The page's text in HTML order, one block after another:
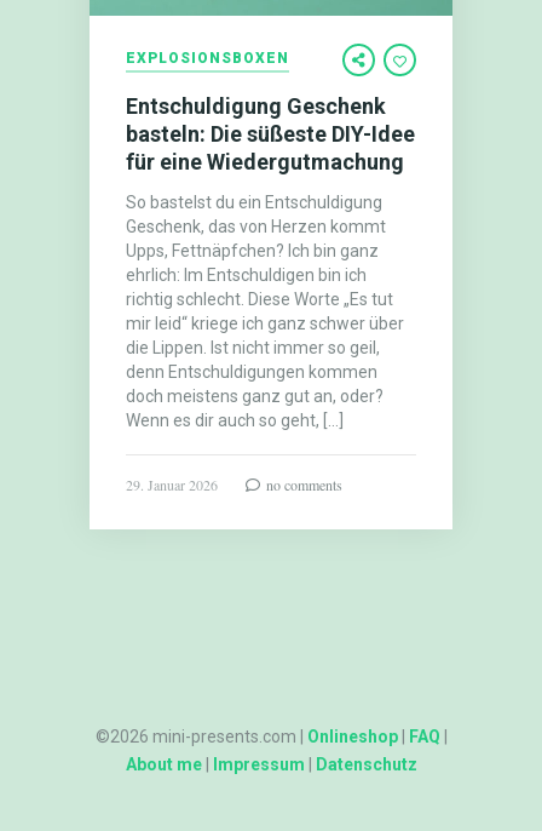
EXPLOSIONSBOXEN
Entschuldigung Geschenk
basteln: Die süßeste DIY-Idee
für eine Wiedergutmachung
So bastelst du ein Entschuldigung
Geschenk, das von Herzen kommt
Upps, Fettnäpfchen? Ich bin ganz
ehrlich: Im Entschuldigen bin ich
richtig schlecht. Diese Worte „Es tut
mir leid“ kriege ich ganz schwer über
die Lippen. Ist nicht immer so geil,
denn Entschuldigungen kommen
doch meistens ganz gut an, oder?
Wenn es dir auch so geht, […]
29. Januar 2026 no comments
©2026 mini-presents.com | Onlineshop| FAQ
About me| Impressum Datenschutz